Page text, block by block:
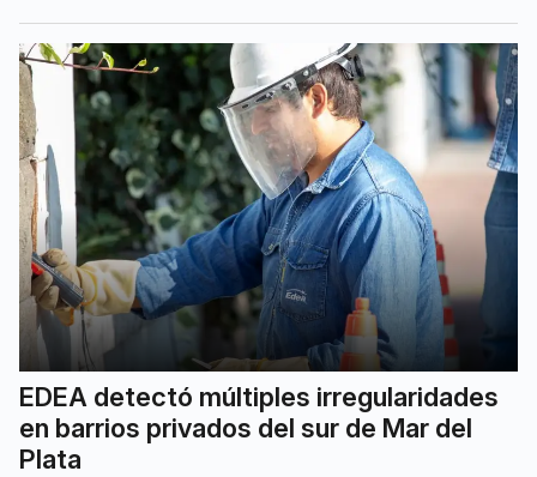
EDEA detectó múltiples irregularidades
en barrios privados del sur de Mar del
Plata